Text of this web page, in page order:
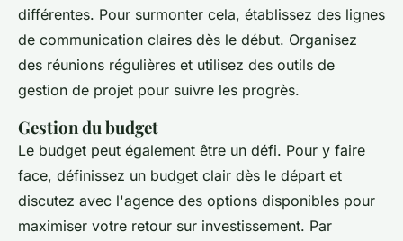
différentes. Pour surmonter cela, établissez des lignes
de communication claires dès le début. Organisez
des réunions régulières et utilisez des outils de
gestion de projet pour suivre les progrès.
Gestion du budget
Le budget peut également être un défi. Pour y faire
face, définissez un budget clair dès le départ et
discutez avec l'agence des options disponibles pour
maximiser votre retour sur investissement. Par